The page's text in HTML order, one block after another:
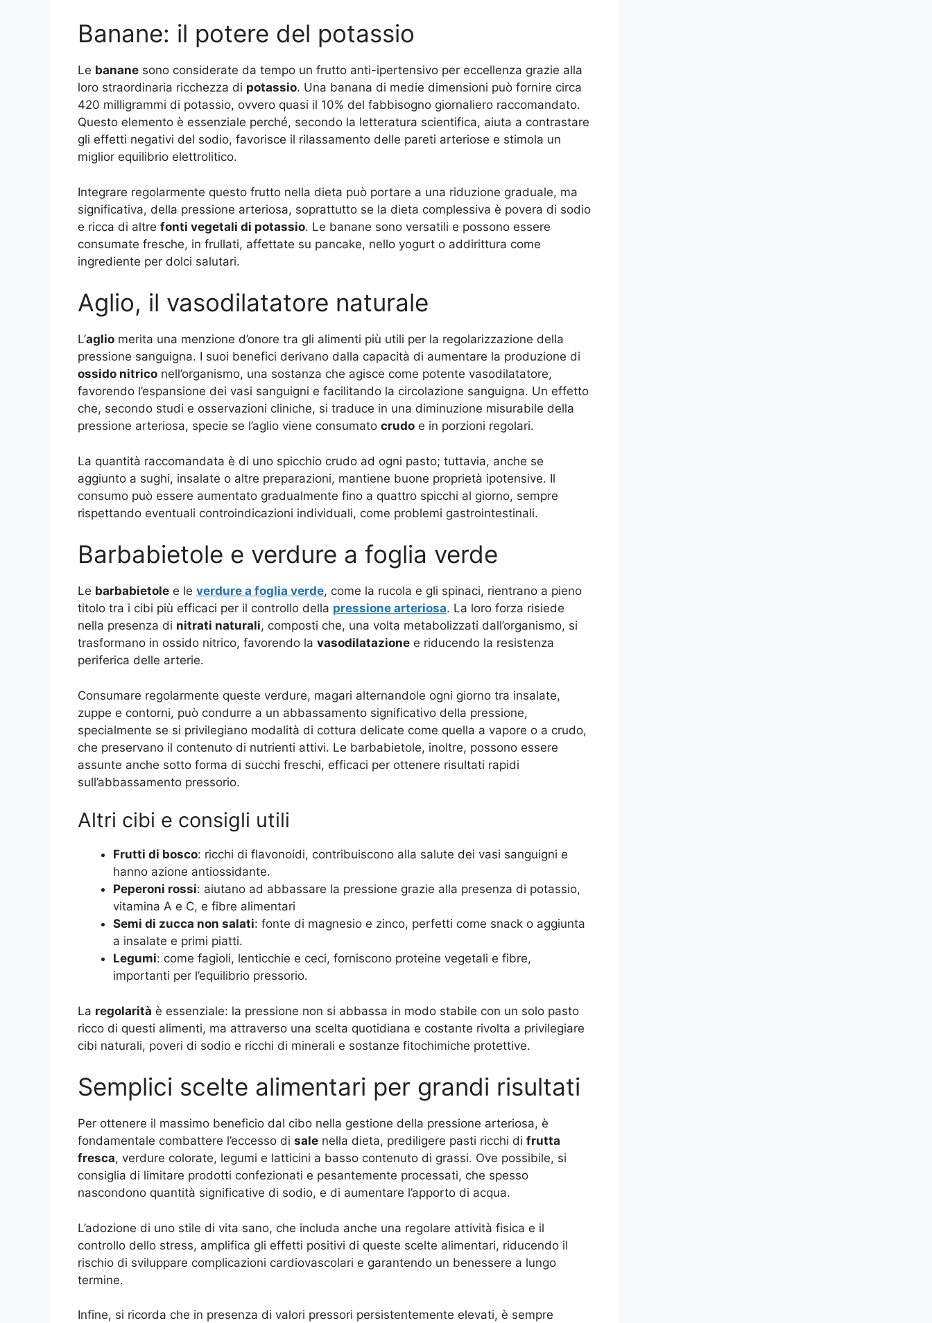
Banane: il potere del potassio
Le banane sono considerate da tempo un frutto anti-ipertensivo per eccellenza grazie alla
loro straordinaria ricchezza di potassio. Una banana di medie dimensioni può fornire circa
420 milligrammi di potassio, ovvero quasi il 10% del fabbisogno giornaliero raccomandato.
Questo elemento è essenziale perché, secondo la letteratura scientifica, aiuta a contrastare
gli effetti negativi del sodio, favorisce il rilassamento delle pareti arteriose e stimola un
miglior equilibrio elettrolitico.
Integrare regolarmente questo frutto nella dieta può portare a una riduzione graduale, ma
significativa, della pressione arteriosa, soprattutto se la dieta complessiva è povera di sodio
e ricca di altre fonti vegetali di potassio. Le banane sono versatili e possono essere
consumate fresche, in frullati, affettate su pancake, nello yogurt o addirittura come
ingrediente per dolci salutari.
Aglio, il vasodilatatore naturale
L’aglio merita una menzione d’onore tra gli alimenti più utili per la regolarizzazione della
pressione sanguigna. I suoi benefici derivano dalla capacità di aumentare la produzione di
ossido nitrico nell’organismo, una sostanza che agisce come potente vasodilatatore,
favorendo l’espansione dei vasi sanguigni e facilitando la circolazione sanguigna. Un effetto
che, secondo studi e osservazioni cliniche, si traduce in una diminuzione misurabile della
pressione arteriosa, specie se l’aglio viene consumato crudo e in porzioni regolari.
La quantità raccomandata è di uno spicchio crudo ad ogni pasto; tuttavia, anche se
aggiunto a sughi, insalate o altre preparazioni, mantiene buone proprietà ipotensive. Il
consumo può essere aumentato gradualmente fino a quattro spicchi al giorno, sempre
rispettando eventuali controindicazioni individuali, come problemi gastrointestinali.
Barbabietole e verdure a foglia verde
Le barbabietole e le verdure a foglia verde, come la rucola e gli spinaci, rientrano a pieno
titolo tra i cibi più efficaci per il controllo della pressione arteriosa. La loro forza risiede
nella presenza di nitrati naturali, composti che, una volta metabolizzati dall’organismo, si
trasformano in ossido nitrico, favorendo la vasodilatazione e riducendo la resistenza
periferica delle arterie.
Consumare regolarmente queste verdure, magari alternandole ogni giorno tra insalate,
zuppe e contorni, può condurre a un abbassamento significativo della pressione,
specialmente se si privilegiano modalità di cottura delicate come quella a vapore o a crudo,
che preservano il contenuto di nutrienti attivi. Le barbabietole, inoltre, possono essere
assunte anche sotto forma di succhi freschi, efficaci per ottenere risultati rapidi
sull’abbassamento pressorio.
Altri cibi e consigli utili
Frutti di bosco: ricchi di flavonoidi, contribuiscono alla salute dei vasi sanguigni e
hanno azione antiossidante.
Peperoni rossi: aiutano ad abbassare la pressione grazie alla presenza di potassio,
vitamina A e C, e fibre alimentari
Semi di zucca non salati: fonte di magnesio e zinco, perfetti come snack o aggiunta
a insalate e primi piatti.
Legumi: come fagioli, lenticchie e ceci, forniscono proteine vegetali e fibre,
importanti per l’equilibrio pressorio.
La regolarità è essenziale: la pressione non si abbassa in modo stabile con un solo pasto
ricco di questi alimenti, ma attraverso una scelta quotidiana e costante rivolta a privilegiare
cibi naturali, poveri di sodio e ricchi di minerali e sostanze fitochimiche protettive.
Semplici scelte alimentari per grandi risultati
Per ottenere il massimo beneficio dal cibo nella gestione della pressione arteriosa, è
fondamentale combattere l’eccesso di sale nella dieta, prediligere pasti ricchi di frutta
fresca, verdure colorate, legumi e latticini a basso contenuto di grassi. Ove possibile, si
consiglia di limitare prodotti confezionati e pesantemente processati, che spesso
nascondono quantità significative di sodio, e di aumentare l’apporto di acqua.
L’adozione di uno stile di vita sano, che includa anche una regolare attività fisica e il
controllo dello stress, amplifica gli effetti positivi di queste scelte alimentari, riducendo il
rischio di sviluppare complicazioni cardiovascolari e garantendo un benessere a lungo
termine.
Infine, si ricorda che in presenza di valori pressori persistentemente elevati, è sempre